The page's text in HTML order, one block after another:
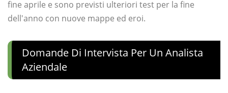
fine aprile e sono previsti ulteriori test per la fine
dell'anno con nuove mappe ed eroi.
Domande Di Intervista Per Un Analista
Aziendale